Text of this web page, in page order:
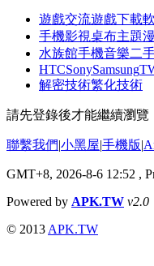
遊戲交流遊戲下載
手機影視桌布主題
水族館手機音樂二
HTCSonySamsung
解密技術繁化技術
請先登錄後才能繼續瀏覽
聯繫我們|小黑屋|手機版|
GMT+8, 2026-8-6 12:52 ,
Powered by APK.TW v2.0
© 2013 APK.TW